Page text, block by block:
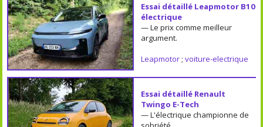
Essai détaillé Leapmotor B10
électrique
— Le prix comme meilleur
argument.
Leapmotor; voiture-electrique
Essai détaillé Renault
Twingo E-Tech
— L'électrique championne de